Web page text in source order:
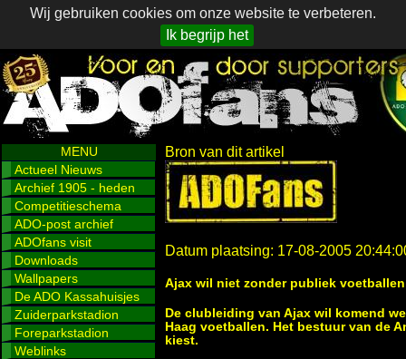
Wij gebruiken cookies om onze website te verbeteren.
Ik begrijp het
MENU
Actueel Nieuws
Archief 1905 - heden
Competitieschema
ADO-post archief
ADOfans visit
Downloads
Wallpapers
De ADO Kassahuisjes
Zuiderparkstadion
Foreparkstadion
Weblinks
Bron van dit artikel
Datum plaatsing: 17-08-2005
Ajax wil niet zonder publiek voetballen
De clubleiding van Ajax wil komend
Haag voetballen. Het bestuur van de
kiest.